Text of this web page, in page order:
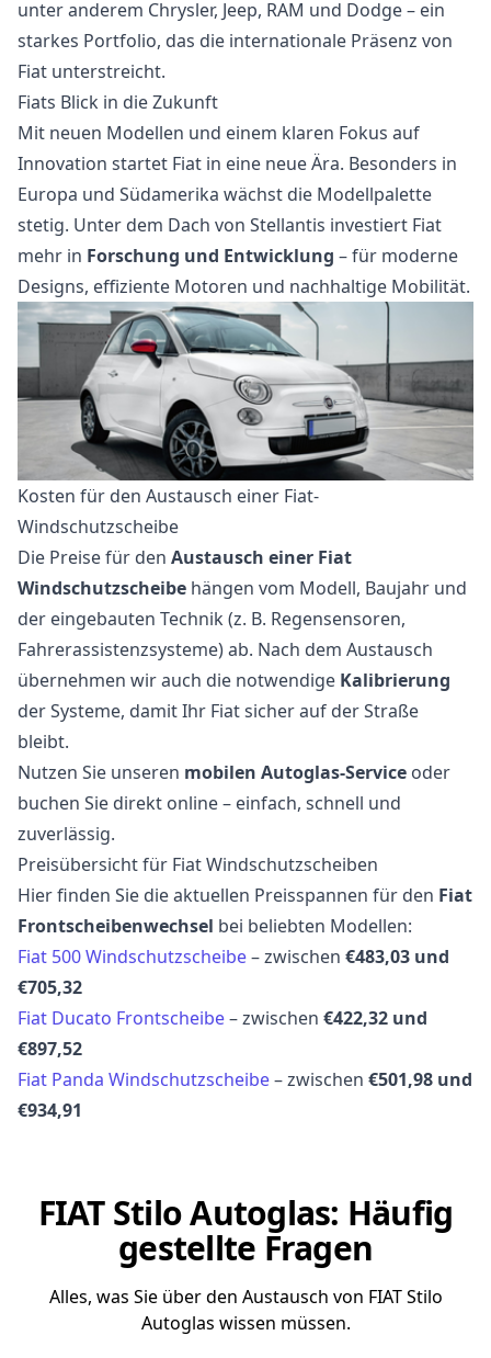
unter anderem Chrysler, Jeep, RAM und Dodge – ein
starkes Portfolio, das die internationale Präsenz von
Fiat unterstreicht.
Fiats Blick in die Zukunft
Mit neuen Modellen und einem klaren Fokus auf
Innovation startet Fiat in eine neue Ära. Besonders in
Europa und Südamerika wächst die Modellpalette
stetig. Unter dem Dach von Stellantis investiert Fiat
mehr in Forschung und Entwicklung – für moderne
Designs, effiziente Motoren und nachhaltige Mobilität.
Kosten für den Austausch einer Fiat-
Windschutzscheibe
Die Preise für den Austausch einer Fiat
Windschutzscheibe hängen vom Modell, Baujahr und
der eingebauten Technik (z. B. Regensensoren,
Fahrerassistenzsysteme) ab. Nach dem Austausch
übernehmen wir auch die notwendige Kalibrierung
der Systeme, damit Ihr Fiat sicher auf der Straße
bleibt.
Nutzen Sie unseren mobilen Autoglas-Service oder
buchen Sie direkt online – einfach, schnell und
zuverlässig.
Preisübersicht für Fiat Windschutzscheiben
Hier finden Sie die aktuellen Preisspannen für den Fiat
Frontscheibenwechsel bei beliebten Modellen:
Fiat 500 Windschutzscheibe– zwischen €483,03 und
€705,32
Fiat Ducato Frontscheibe– zwischen €422,32 und
€897,52
Fiat Panda Windschutzscheibe– zwischen €501,98 und
€934,91
FIAT Stilo Autoglas: Häufig
gestellte Fragen
Alles, was Sie über den Austausch von FIAT Stilo
Autoglas wissen müssen.